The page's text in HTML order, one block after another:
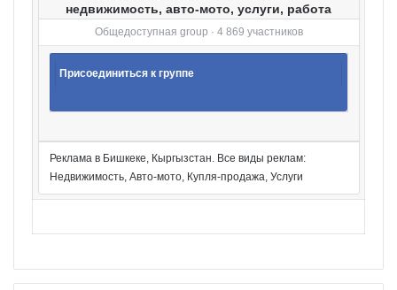
недвижимость, авто-мото, услуги, работа
Общедоступная group · 4 869 участников
Присоединиться к группе
Реклама в Бишкеке, Кыргызстан. Все виды реклам:
Недвижимость, Авто-мото, Купля-продажа, Услуги